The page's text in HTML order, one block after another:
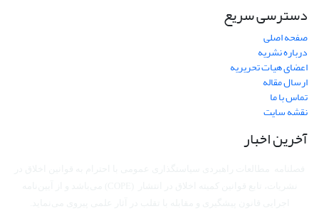
دسترسی سریع
صفحه اصلی
درباره نشریه
اعضای هیات تحریریه
ارسال مقاله
تماس با ما
نقشه سایت
آخرین اخبار